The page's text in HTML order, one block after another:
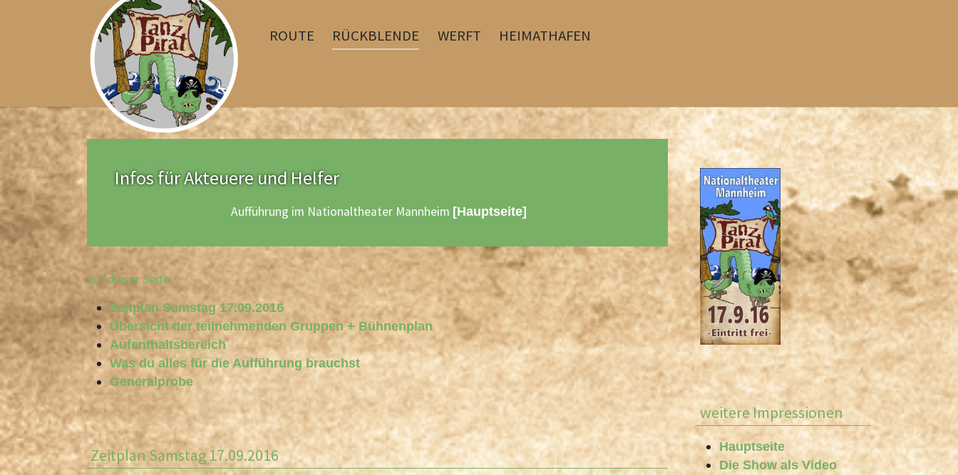
Skip to main content
ROUTE RÜCKBLENDE WERFT HEIMATHAFEN
Infos für Akteuere und Helfer
Aufführung im Nationaltheater Mannheim [Hauptseite]
auf dieser Seite
Zeitplan Samstag 17.09.2016
Übersicht der teilnehmenden Gruppen + Bühnenplan
Aufenthaltsbereich
Was du alles für die Aufführung brauchst
Generalprobe
Zeitplan Samstag 17.09.2016
weitere Impressionen
Hauptseite
Die Show als Video